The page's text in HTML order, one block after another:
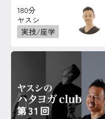
180分
ヤスシ
実技/座学